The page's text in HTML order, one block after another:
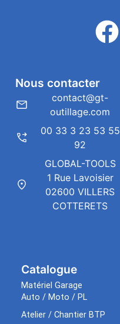
Catalogue
Matériel Garage
Auto / Moto / PL
Atelier / Chantier BTP
Nous contacter
contact@gt-
outillage.com
00 33 3 23 53 55
92
GLOBAL-TOOLS
1 Rue Lavoisier
02600 VILLERS
COTTERETS